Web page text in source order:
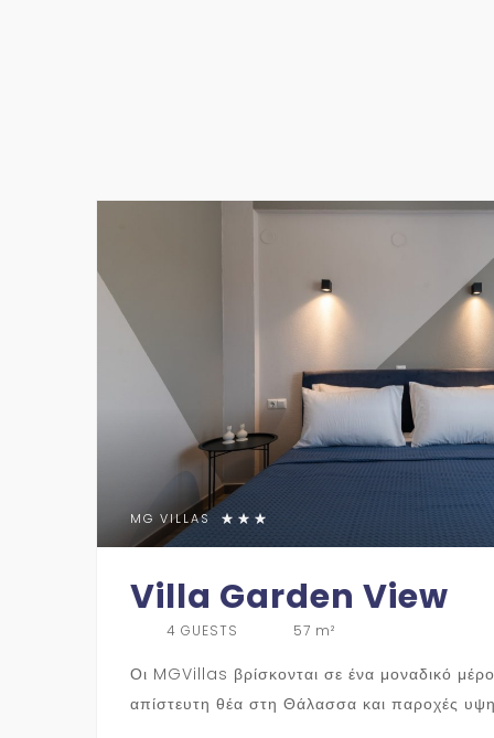
MG VILLAS
Villa Garden View
4 GUESTS 57 m²
Οι MGVillas βρίσκονται σε ένα μοναδικό
απίστευτη θέα στη Θάλασσα και παροχές